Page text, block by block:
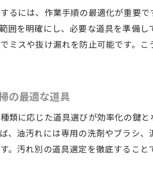
資格取得が
建設機械清
建設機械清掃の
建設機械清
現場で評価
るには、作業手順の最適化が重要
囲を明確にし、必要な道具を準備
ミスや抜け漏れを防止可能です。
の最適な道具
類に応じた道具選びが効率化の鍵
、油汚れには専用の洗剤やブラシ
。汚れ別の道具選定を徹底するこ